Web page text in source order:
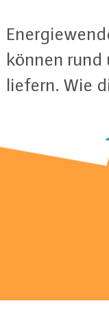
können rund
liefern. Wie